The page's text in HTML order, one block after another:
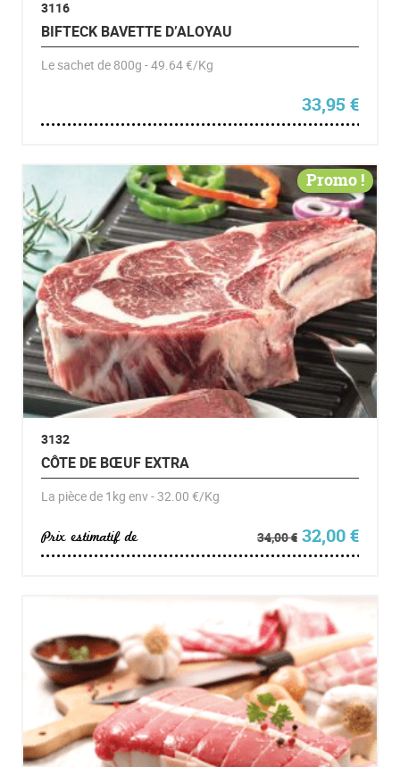
3116
BIFTECK BAVETTE D’ALOYAU
Le sachet de 800g - 49.64 €/Kg
33,95€
Promo !
3132
CÔTE DE BŒUF EXTRA
La pièce de 1kg env - 32.00 €/Kg
Prix estimatif de 34,00€ Le prix
32,00€Le